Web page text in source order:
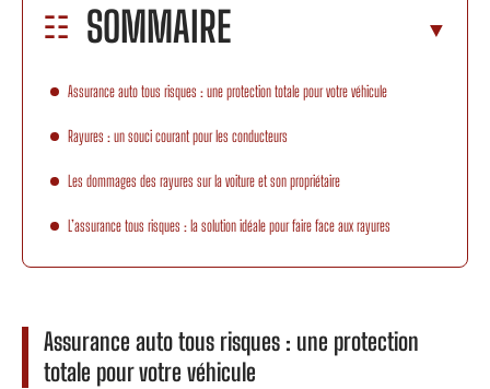
SOMMAIRE
Assurance auto tous risques : une protection totale pour votre véhicule
Rayures : un souci courant pour les conducteurs
Les dommages des rayures sur la voiture et son propriétaire
L’assurance tous risques : la solution idéale pour faire face aux rayures
Assurance auto tous risques : une protection
totale pour votre véhicule